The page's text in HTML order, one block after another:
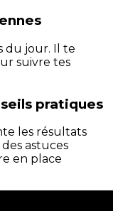
du jour. Il te
suivre tes
pratiques
les résultats
astuces
en place